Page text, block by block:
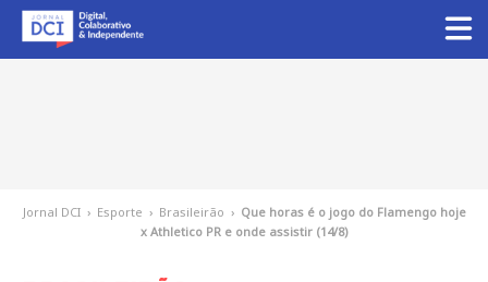
Jornal DCI › Esporte › Brasileirão › Que horas é o jogo do Flamengo hoje
x Athletico PR e onde assistir (14/8)